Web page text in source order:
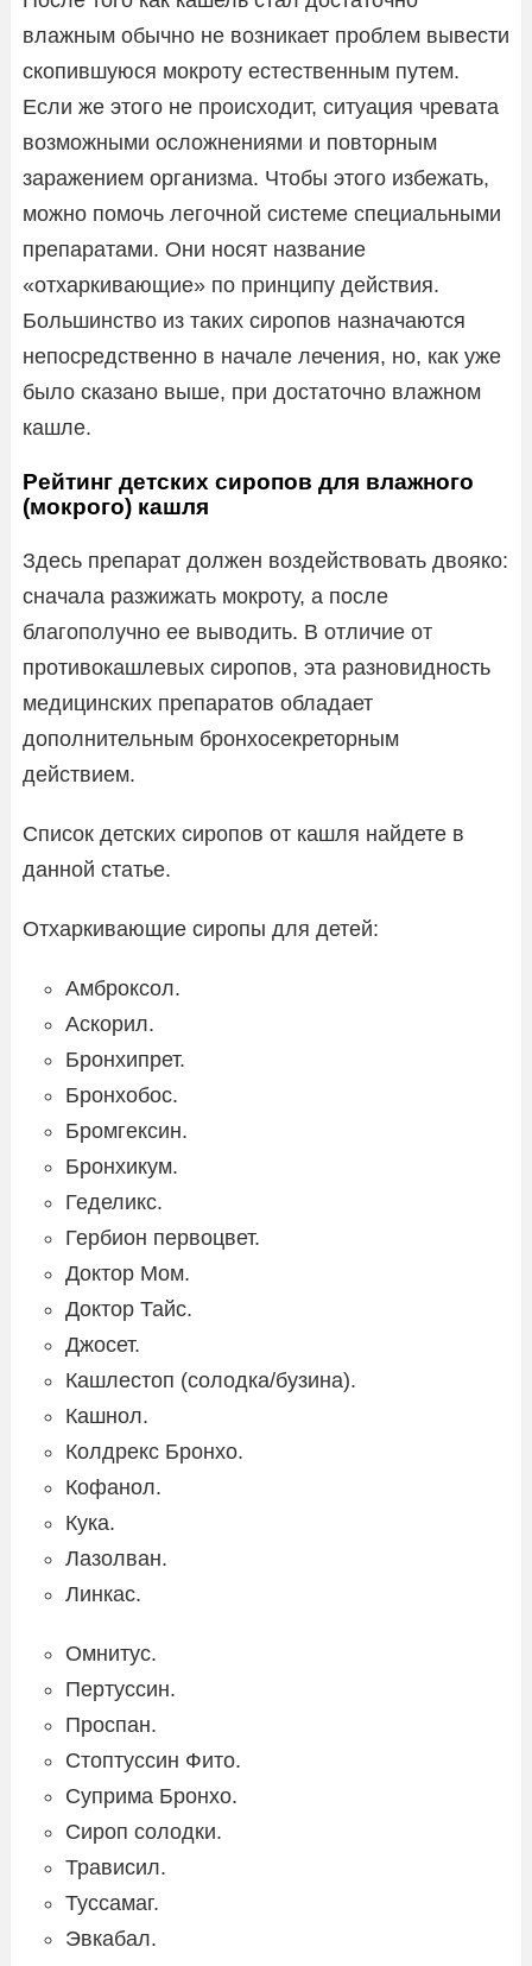
влажным обычно не возникает проблем вывести
скопившуюся мокроту естественным путем.
Если же этого не происходит, ситуация чревата
возможными осложнениями и повторным
заражением организма. Чтобы этого избежать,
можно помочь легочной системе специальными
препаратами. Они носят название
«отхаркивающие» по принципу действия.
Большинство из таких сиропов назначаются
непосредственно в начале лечения, но, как уже
было сказано выше, при достаточно влажном
кашле.
Рейтинг детских сиропов для влажного
(мокрого) кашля
Здесь препарат должен воздействовать двояко:
сначала разжижать мокроту, а после
благополучно ее выводить. В отличие от
противокашлевых сиропов, эта разновидность
медицинских препаратов обладает
дополнительным бронхосекреторным
действием.
Список детских сиропов от кашля найдете в
данной статье.
Отхаркивающие сиропы для детей:
Амброксол.
Аскорил.
Бронхипрет.
Бронхобос.
Бромгексин.
Бронхикум.
Геделикс.
Гербион первоцвет.
Доктор Мом.
Доктор Тайс.
Джосет.
Кашлестоп (солодка/бузина).
Кашнол.
Колдрекс Бронхо.
Кофанол.
Кука.
Лазолван.
Линкас.
Омнитус.
Пертуссин.
Проспан.
Стоптуссин Фито.
Суприма Бронхо.
Сироп солодки.
Трависил.
Туссамаг.
Эвкабал.